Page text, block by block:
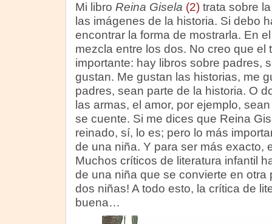
Mi libro Reina Gisela (2)trata sobre
las imágenes de la historia. Si debo
encontrar la forma de mostrarla. En
mezcla entre los dos. No creo que el
importante: hay libros sobre padres,
gustan. Me gustan las historias, me
padres, sean parte de la historia. O
las armas, el amor, por ejemplo,
se cuente. Si me dices que Reina
reinado, sí, lo es; pero lo más
de una niña. Y para ser más exacto,
Muchos críticos de literatura infantil
de una niña que se convierte en otra
dos niñas! A todo esto, la crítica de
buena…